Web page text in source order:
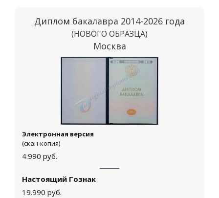
Диплом бакалавра 2014-2026 года
(НОВОГО ОБРАЗЦА)
Москва
Электронная версия
(скан-копия)
4.990 руб.
Настоящий Гознак
19.990 руб.